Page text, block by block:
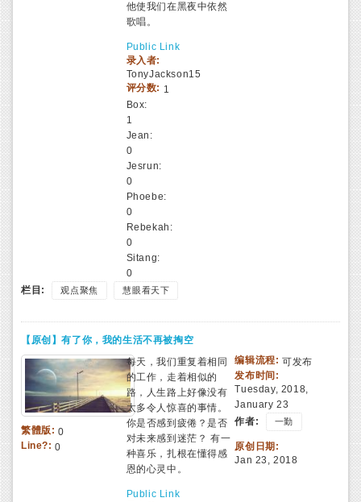
他使我们在黑夜中依然
歌唱。
Public Link
录入者:
TonyJackson15
评分数: 1
Box:
1
Jean:
0
Jesrun:
0
Phoebe:
0
Rebekah:
0
Sitang:
0
栏目: 观点聚焦 慧眼看天下
【原创】有了你，我的生活不再被掏空
繁體版: 0
Line?:0
每天，我们重复着相同
的工作，走着相似的
路，人生路上好像没有
太多令人惊喜的事情。
你是否感到疲倦？是否
对未来感到迷茫？ 有一
种喜乐，扎根在懂得感
恩的心灵中。
Public Link
编辑流程: 可发布
发布时间:
Tuesday, 2018,
January 23
作者:
一勤
原创日期:
Jan 23, 2018